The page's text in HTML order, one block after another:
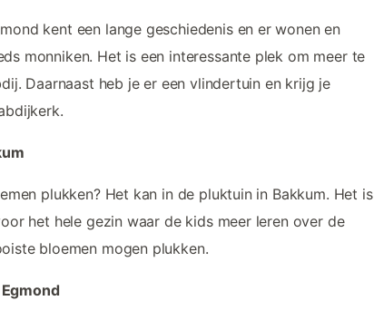
kent een lange geschiedenis en er wonen en
monniken. Het is een interessante plek om meer te
Daarnaast heb je er een vlindertuin en krijg je
plukken? Het kan in de pluktuin in Bakkum. Het is
het hele gezin waar de kids meer leren over de
bloemen mogen plukken.